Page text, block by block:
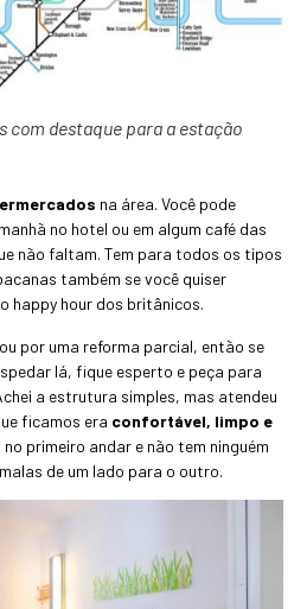
com destaque para a estação
na área. Você pode
no hotel ou em algum café das
não faltam. Tem para todos os tipos
também se você quiser
happy hour dos britânicos.
por uma reforma parcial, então se
lá, fique esperto e peça para
a estrutura simples, mas atendeu
ficamos era confortável, limpo e
primeiro andar e não tem ninguém
de um lado para o outro.